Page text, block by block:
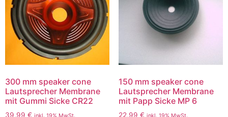
300 mm speaker cone
Lautsprecher Membrane
mit Gummi Sicke CR22
39,99 € inkl. 19% MwSt.
150 mm speaker cone
Lautsprecher Membrane
mit Papp Sicke MP 6
22,99 € inkl. 19% MwSt.